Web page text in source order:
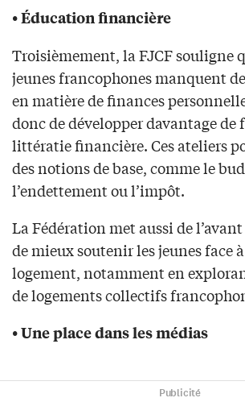
• Éducation financière
Troisièmement, la FJCF souligne
jeunes francophones manquent
en matière de finances
donc de développer davantage de
littératie financière. Ces ateliers
des notions de base, comme le
l’endettement ou l’impôt.
La Fédération met aussi de
de mieux soutenir les jeunes face
logement, notamment en
de logements collectifs
• Une place dans les médias
Publicité